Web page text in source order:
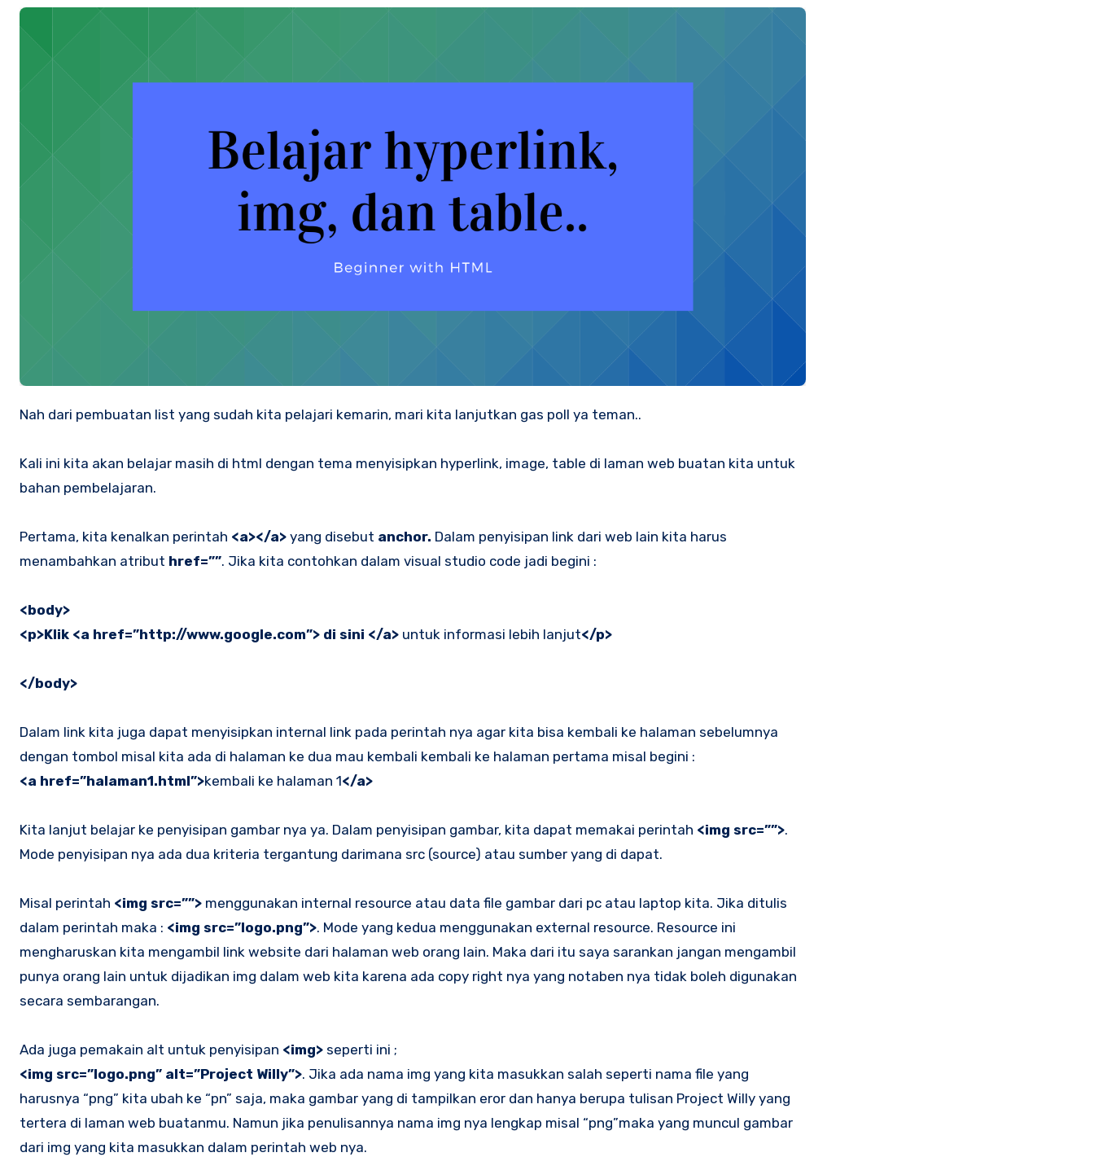
Nah dari pembuatan list yang sudah kita pelajari kemarin, mari kita lanjutkan gas poll ya teman..
Kali ini kita akan belajar masih di html dengan tema menyisipkan hyperlink, image, table di laman web buatan kita untuk
bahan pembelajaran.
Pertama, kita kenalkan perintah <a></a> yang disebut anchor. Dalam penyisipan link dari web lain kita harus
menambahkan atribut href=””. Jika kita contohkan dalam visual studio code jadi begini :
<body>
<p>Klik <a href=”http://www.google.com”> di sini </a> untuk informasi lebih lanjut</p>
</body>
Dalam link kita juga dapat menyisipkan internal link pada perintah nya agar kita bisa kembali ke halaman sebelumnya
dengan tombol misal kita ada di halaman ke dua mau kembali kembali ke halaman pertama misal begini :
<a href=”halaman1.html”>kembali ke halaman 1</a>
Kita lanjut belajar ke penyisipan gambar nya ya. Dalam penyisipan gambar, kita dapat memakai perintah <img src=””>.
Mode penyisipan nya ada dua kriteria tergantung darimana src (source) atau sumber yang di dapat.
Misal perintah <img src=””> menggunakan internal resource atau data file gambar dari pc atau laptop kita. Jika ditulis
dalam perintah maka : <img src=”logo.png”>. Mode yang kedua menggunakan external resource. Resource ini
mengharuskan kita mengambil link website dari halaman web orang lain. Maka dari itu saya sarankan jangan mengambil
punya orang lain untuk dijadikan img dalam web kita karena ada copy right nya yang notaben nya tidak boleh digunakan
secara sembarangan.
Ada juga pemakain alt untuk penyisipan <img> seperti ini ;
<img src=”logo.png” alt=”Project Willy”>. Jika ada nama img yang kita masukkan salah seperti nama file yang
harusnya “png” kita ubah ke “pn” saja, maka gambar yang di tampilkan eror dan hanya berupa tulisan Project Willy yang
tertera di laman web buatanmu. Namun jika penulisannya nama img nya lengkap misal “png”maka yang muncul gambar
dari img yang kita masukkan dalam perintah web nya.